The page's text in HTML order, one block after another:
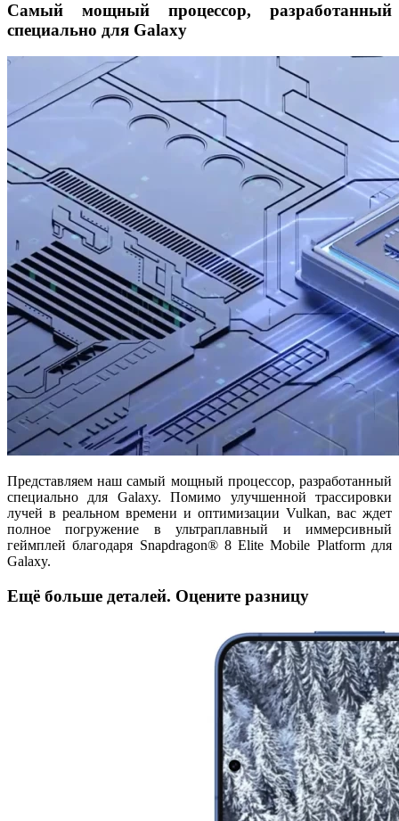
Самый мощный процессор, разработанный
специально для Galaxy
Представляем наш самый мощный процессор, разработанный
специально для Galaxy. Помимо улучшенной трассировки
лучей в реальном времени и оптимизации Vulkan, вас ждет
полное погружение в ультраплавный и иммерсивный
геймплей благодаря Snapdragon® 8 Elite Mobile Platform для
Galaxy.
Ещё больше деталей. Оцените разницу